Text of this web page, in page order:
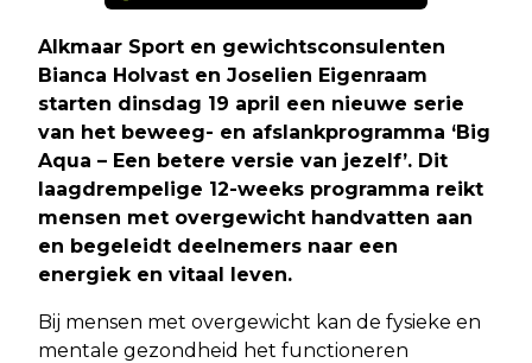
Alkmaar Sport en gewichtsconsulenten
Bianca Holvast en Joselien Eigenraam
starten dinsdag 19 april een nieuwe serie
van het beweeg- en afslankprogramma ‘Big
Aqua – Een betere versie van jezelf’. Dit
laagdrempelige 12-weeks programma reikt
mensen met overgewicht handvatten aan
en begeleidt deelnemers naar een
energiek en vitaal leven.
Bij mensen met overgewicht kan de fysieke en
mentale gezondheid het functioneren